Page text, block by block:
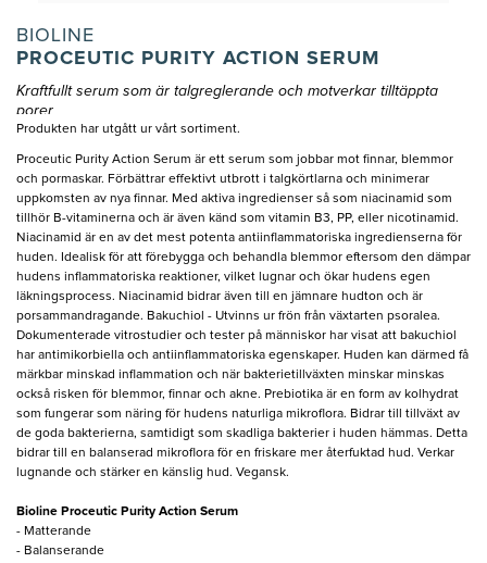
BIOLINE
PROCEUTIC PURITY ACTION SERUM
Kraftfullt serum som är talgreglerande och motverkar tilltäppta
porer
Produkten har utgått ur vårt sortiment.
Proceutic Purity Action Serum är ett serum som jobbar mot finnar, blemmor
och pormaskar. Förbättrar effektivt utbrott i talgkörtlarna och minimerar
uppkomsten av nya finnar. Med aktiva ingredienser så som niacinamid som
tillhör B-vitaminerna och är även känd som vitamin B3, PP, eller nicotinamid.
Niacinamid är en av det mest potenta antiinflammatoriska ingredienserna för
huden. Idealisk för att förebygga och behandla blemmor eftersom den dämpar
hudens inflammatoriska reaktioner, vilket lugnar och ökar hudens egen
läkningsprocess. Niacinamid bidrar även till en jämnare hudton och är
porsammandragande. Bakuchiol - Utvinns ur frön från växtarten psoralea.
Dokumenterade vitrostudier och tester på människor har visat att bakuchiol
har antimikorbiella och antiinflammatoriska egenskaper. Huden kan därmed få
märkbar minskad inflammation och när bakterietillväxten minskar minskas
också risken för blemmor, finnar och akne. Prebiotika är en form av kolhydrat
som fungerar som näring för hudens naturliga mikroflora. Bidrar till tillväxt av
de goda bakterierna, samtidigt som skadliga bakterier i huden hämmas. Detta
bidrar till en balanserad mikroflora för en friskare mer återfuktad hud. Verkar
lugnande och stärker en känslig hud. Vegansk.
Bioline Proceutic Purity Action Serum
- Matterande
- Balanserande